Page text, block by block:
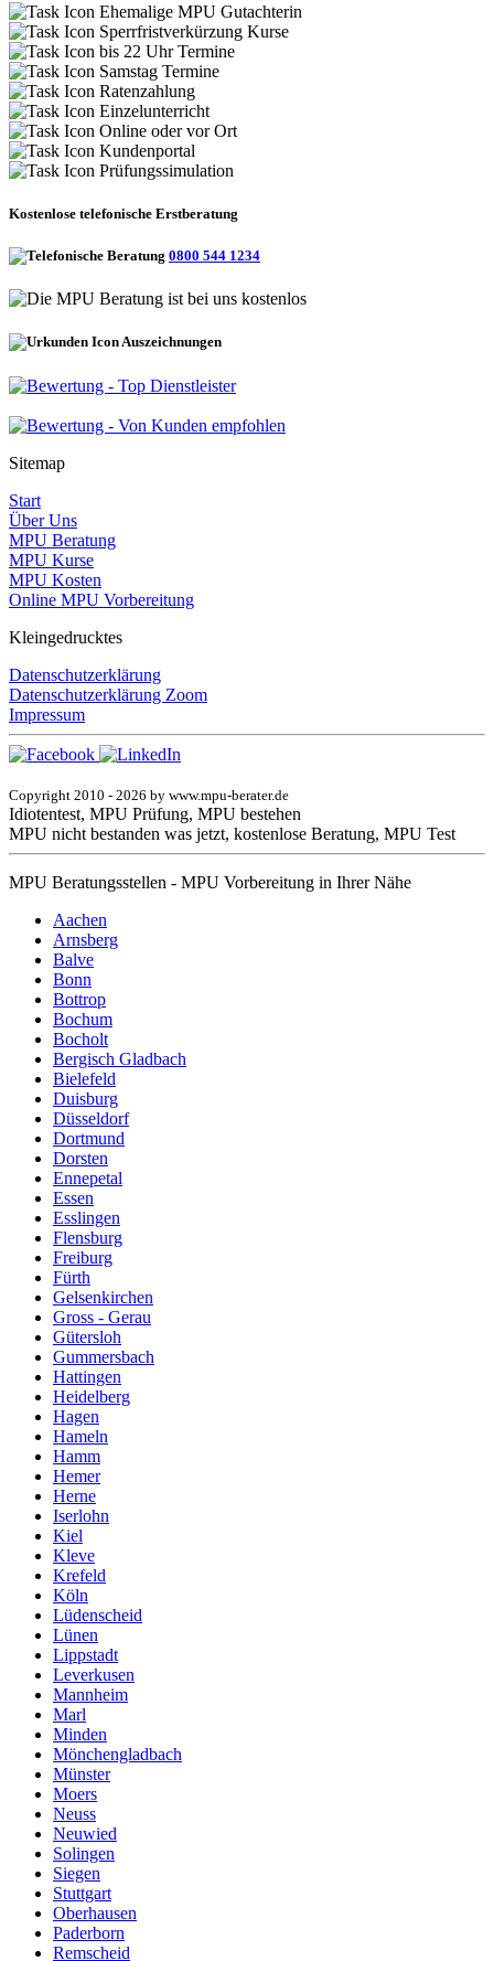
Ehemalige MPU Gutachterin
Sperrfristverkürzung Kurse
bis 22 Uhr Termine
Samstag Termine
Ratenzahlung
Einzelunterricht
Online oder vor Ort
Kundenportal
Prüfungssimulation
Kostenlose telefonische Erstberatung
0800 544 1234
Auszeichnungen
Sitemap
Start
Über Uns
MPU Beratung
MPU Kurse
MPU Kosten
Online MPU Vorbereitung
Kleingedrucktes
Datenschutzerklärung
Datenschutzerklärung Zoom
Impressum
Copyright 2010 - 2026 by www.mpu-berater.de
Idiotentest, MPU Prüfung, MPU bestehen
MPU nicht bestanden was jetzt, kostenlose Beratung, MPU Test
MPU Beratungsstellen - MPU Vorbereitung in Ihrer Nähe
Aachen
Arnsberg
Balve
Bonn
Bottrop
Bochum
Bocholt
Bergisch Gladbach
Bielefeld
Duisburg
Düsseldorf
Dortmund
Dorsten
Ennepetal
Essen
Esslingen
Flensburg
Freiburg
Fürth
Gelsenkirchen
Gross - Gerau
Gütersloh
Gummersbach
Hattingen
Heidelberg
Hagen
Hameln
Hamm
Hemer
Herne
Iserlohn
Kiel
Kleve
Krefeld
Köln
Lüdenscheid
Lünen
Lippstadt
Leverkusen
Mannheim
Marl
Minden
Mönchengladbach
Münster
Moers
Neuss
Neuwied
Solingen
Siegen
Stuttgart
Oberhausen
Paderborn
Remscheid